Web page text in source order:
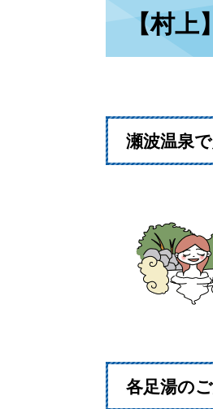
【村
瀬波温泉
各足湯の